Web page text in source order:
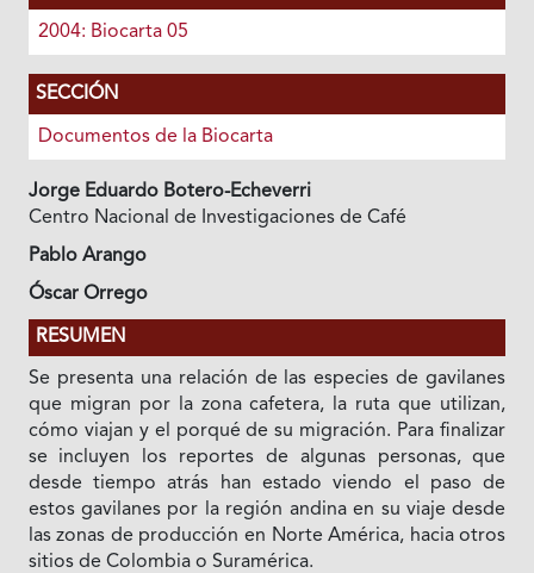
2004: Biocarta 05
SECCIÓN
Documentos de la Biocarta
Jorge Eduardo Botero-Echeverri
Centro Nacional de Investigaciones de Café
Pablo Arango
Óscar Orrego
RESUMEN
Se presenta una relación de las especies de gavilanes
que migran por la zona cafetera, la ruta que utilizan,
cómo viajan y el porqué de su migración. Para finalizar
se incluyen los reportes de algunas personas, que
desde tiempo atrás han estado viendo el paso de
estos gavilanes por la región andina en su viaje desde
las zonas de producción en Norte América, hacia otros
sitios de Colombia o Suramérica.